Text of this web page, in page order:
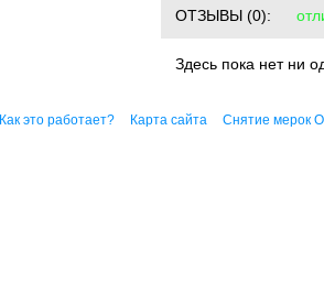
ОТЗЫВЫ (0):
Здесь пока нет ни
Как это работает? Карта сайта Снятие мерок